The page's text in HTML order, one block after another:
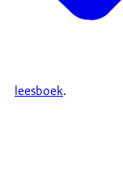
leesboek.